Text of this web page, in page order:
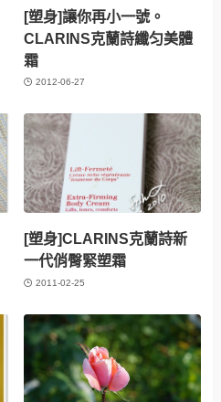
[塑身]讓你再小一號。
CLARINS克蘭詩纖匀美體
霜
2012-06-27
[塑身]CLARINS克蘭詩新
一代俏臀緊塑霜
2011-02-25